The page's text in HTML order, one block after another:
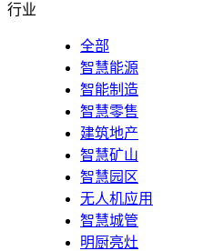
行业
全部
智慧能源
智能制造
智慧零售
建筑地产
智慧矿山
智慧园区
无人机应用
智慧城管
明厨亮灶